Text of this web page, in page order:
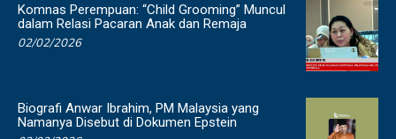
Komnas Perempuan: “Child Grooming” Muncul
dalam Relasi Pacaran Anak dan Remaja
02/02/2026
Biografi Anwar Ibrahim, PM Malaysia yang
Namanya Disebut di Dokumen Epstein